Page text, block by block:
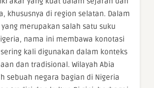
khususnya di region selatan. Dalam
merupakan salah satu suku
nama ini membawa konotasi
kali digunakan dalam konteks
dan tradisional. Wilayah Abia
sebuah negara bagian di Nigeria